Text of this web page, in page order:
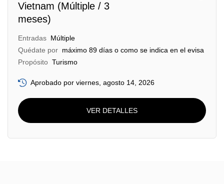
Vietnam (Múltiple / 3
meses)
Entradas Múltiple
Quédate por máximo 89 días o como se indica en el evisa
Propósito Turismo
Aprobado por viernes, agosto 14, 2026
VER DETALLES